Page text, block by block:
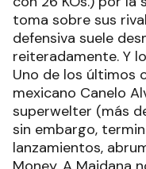
toma sobre sus
defensiva suele
reiteradamente. Y
Uno de los últimos
mexicano Canelo
superwelter (más
sin embargo,
lanzamientos,